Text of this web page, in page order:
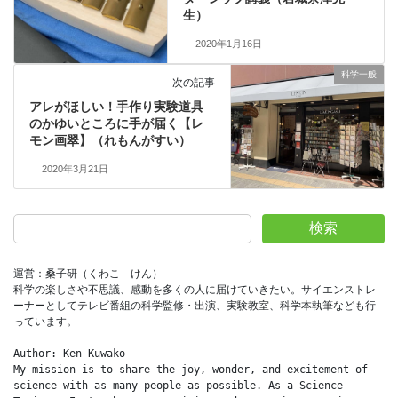
生）
2020年1月16日
科学一般
次の記事
アレがほしい！手作り実験道具
のかゆいところに手が届く【レ
モン画翠】（れもんがすい）
2020年3月21日
検索
運営：桑子研（くわこ　けん）
科学の楽しさや不思議、感動を多くの人に届けていきたい。サイエンストレ
ーナーとしてテレビ番組の科学監修・出演、実験教室、科学本執筆なども行
っています。
Author: Ken Kuwako
My mission is to share the joy, wonder, and excitement of
science with as many people as possible. As a Science